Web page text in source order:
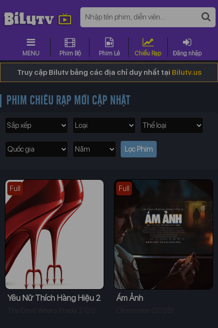
MENU Phim Bộ Phim Lẻ Chiếu Rạp Đăng nhập
Truy cập Bilutv bằng các địa chỉ duy nhất tại Bilutv.us
PHIM CHIẾU RẠP MỚI CẬP NHẬT
Full
Yêu Nữ Thích Hàng Hiệu 2
Full
Ám Ảnh